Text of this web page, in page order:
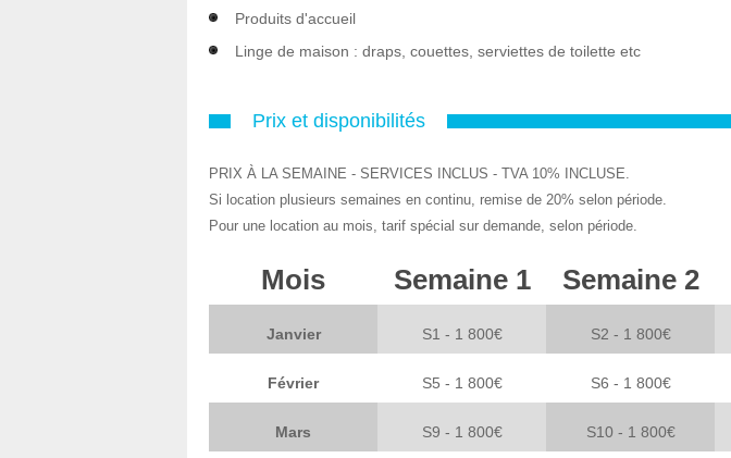
Produits d'accueil
Linge de maison : draps, couettes, serviettes de toilette etc
Prix et disponibilités
PRIX À LA SEMAINE - SERVICES INCLUS - TVA 10% INCLUSE.
Si location plusieurs semaines en continu, remise de 20% selon période.
Pour une location au mois, tarif spécial sur demande, selon période.
Mois
Janvier
Février
Mars
Semaine 1
S1 - 1 800€
S5 - 1 800€
S9 - 1 800€
Semaine 2
S2 - 1 800€
S6 - 1 800€
S10 - 1 800€